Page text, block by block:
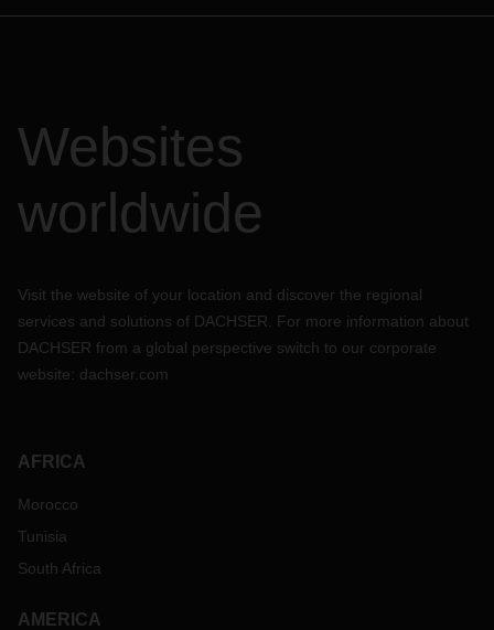
Websites
worldwide
Visit the website of your location and discover the regional
services and solutions of DACHSER. For more information about
DACHSER from a global perspective switch to our corporate
website: dachser.com
AFRICA
Morocco
Tunisia
South Africa
AMERICA